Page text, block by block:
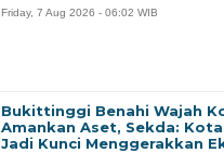
Friday, 7 Aug 2026 - 06:02 WIB
Bukittinggi Benahi Wajah
Amankan Aset, Sekda:
Jadi Kunci Menggerakkan